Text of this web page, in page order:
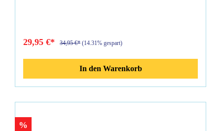
29,95 €* 34,95 €* (14.31% gespart)
In den Warenkorb
%